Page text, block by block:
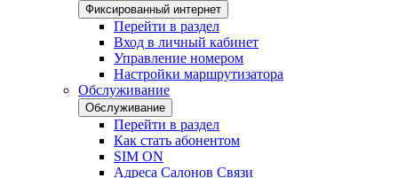
Фиксированный интернет
Перейти в раздел
Вход в личный кабинет
Управление номером
Настройки маршрутизатора
Обслуживание
Обслуживание
Перейти в раздел
Как стать абонентом
SIM ON
Адреса Салонов Связи